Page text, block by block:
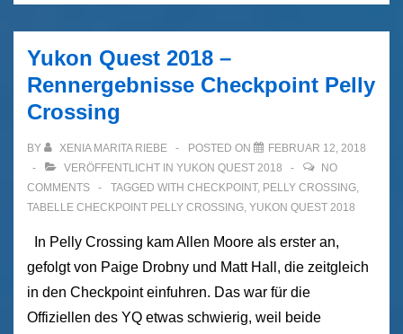
Braeburn
–
Ist
Allen
Moore
der
Sieger
2018?
Yukon Quest 2018 –
Rennergebnisse Checkpoint Pelly
Crossing
BY XENIA MARITA RIEBE POSTED ON
FEBRUAR 12, 2018
VERÖFFENTLICHT IN YUKON QUEST 2018
NO
COMMENTS
TAGGED WITH CHECKPOINT, PELLY CROSSING,
TABELLE CHECKPOINT PELLY CROSSING, YUKON QUEST 2018
In Pelly Crossing kam Allen Moore als erster an,
gefolgt von Paige Drobny und Matt Hall, die zeitgleich
in den Checkpoint einfuhren. Das war für die
Offiziellen des YQ etwas schwierig, weil beide